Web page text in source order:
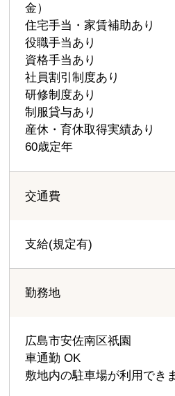
金）
住宅手当・家賃補助あり
役職手当あり
資格手当あり
社員割引制度あり
研修制度あり
制服貸与あり
産休・育休取得実績あり
60歳定年
交通費
支給(規定有)
勤務地
広島市安佐南区祇園
車通勤 OK
敷地内の駐車場が利用でき